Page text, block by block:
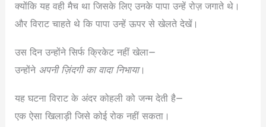
क्योंकि यह वही मैच था जिसके लिए उनके पापा उन्हें रोज़ जगाते थे।
और विराट चाहते थे कि पापा उन्हें ऊपर से खेलते देखें।
उस दिन उन्होंने सिर्फ क्रिकेट नहीं खेला—
उन्होंने अपनी ज़िंदगी का वादा निभाया।
यह घटना विराट के अंदर कोहली को जन्म देती है—
एक ऐसा खिलाड़ी जिसे कोई रोक नहीं सकता।